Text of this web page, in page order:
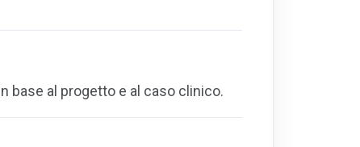
base al progetto e al caso clinico.